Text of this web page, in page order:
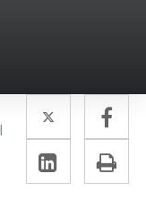
Twitter
Enlace
a
una
a
Linkedin
Enlace
a